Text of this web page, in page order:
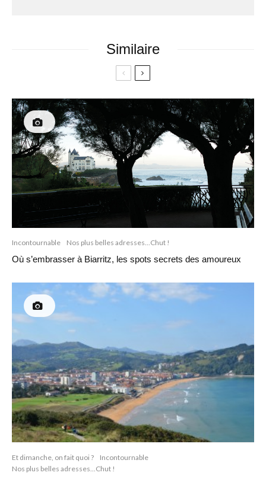
Similaire
Incontournable Nos plus belles adresses...Chut !
Où s’embrasser à Biarritz, les spots secrets des amoureux
Et dimanche, on fait quoi ?
Incontournable
Nos plus belles adresses...Chut !